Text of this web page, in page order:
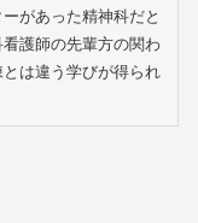
があった精神科だと
護師の先輩方の関わ
は違う学びが得られ